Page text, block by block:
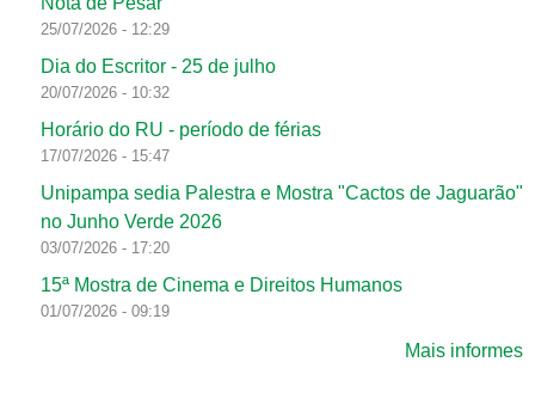
25/07/2026 - 12:29
Dia do Escritor - 25 de julho
20/07/2026 - 10:32
Horário do RU - período de férias
17/07/2026 - 15:47
Unipampa sedia Palestra e Mostra "Cactos de Jaguarão"
no Junho Verde 2026
03/07/2026 - 17:20
15ª Mostra de Cinema e Direitos Humanos
01/07/2026 - 09:19
Mais informes